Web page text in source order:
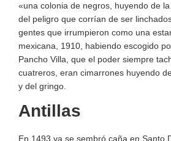
«una colonia de negros, huyendo de
del peligro que corrían de ser
gentes que irrumpieron como una
mexicana, 1910, habiendo escogido
Pancho Villa, que el poder siempre
cuatreros, eran cimarrones huyendo
y del gringo.
Antillas
En 1493 ya se sembró caña en Santo